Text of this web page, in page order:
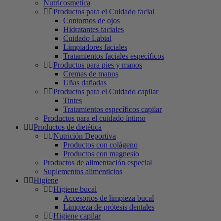
Nutricosmetica
Productos para el Cuidado facial
Contornos de ojos
Hidratantes faciales
Cuidado Labial
Limpiadores faciales
Tratamientos faciales específicos
Productos para pies y manos
Cremas de manos
Uñas dañadas
Productos para el Cuidado capilar
Tintes
Tratamientos específicos capilar
Productos para el cuidado íntimo
Productos de dietética
Nutrición Deportiva
Productos con colágeno
Productos con magnesio
Productos de alimentación especial
Suplementos alimenticios
Higiene
Higiene bucal
Accesorios de limpieza bucal
Limpieza de prótesis dentales
Higiene capilar